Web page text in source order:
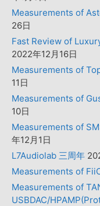
Measurements of
26日
Fast Review of
2022年12月16日
Measurements of
11日
Measurements of
10日
Measurements of
年12月1日
L7Audiolab 三周年
Measurements of
Measurements of
USBDAC/